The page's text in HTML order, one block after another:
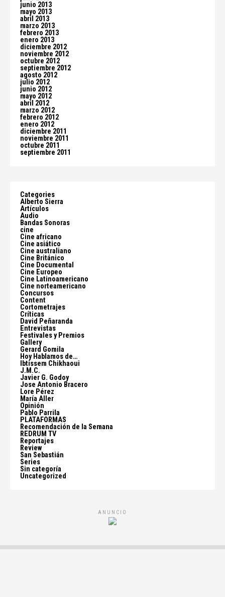
junio 2013
mayo 2013
abril 2013
marzo 2013
febrero 2013
enero 2013
diciembre 2012
noviembre 2012
octubre 2012
septiembre 2012
agosto 2012
julio 2012
junio 2012
mayo 2012
abril 2012
marzo 2012
febrero 2012
enero 2012
diciembre 2011
noviembre 2011
octubre 2011
septiembre 2011
Categories
Alberto Sierra
Artículos
Audio
Bandas Sonoras
cine
Cine africano
Cine asiático
Cine australiano
Cine Británico
Cine Documental
Cine Europeo
Cine Latinoamericano
Cine norteamericano
Concursos
Content
Cortometrajes
Críticas
David Peñaranda
Entrevistas
Festivales y Premios
Gallery
Gerard Gomila
Hoy Hablamos de…
Ibtissem Chikhaoui
J.M.C.
Javier G. Godoy
Jose Antonio Bracero
Lore Pérez
María Aller
Opinión
Pablo Parrila
PLATAFORMAS
Recomendación de la Semana
REDRUM TV
Reportajes
Review
San Sebastián
Series
Sin categoría
Uncategorized
ANUNCIO